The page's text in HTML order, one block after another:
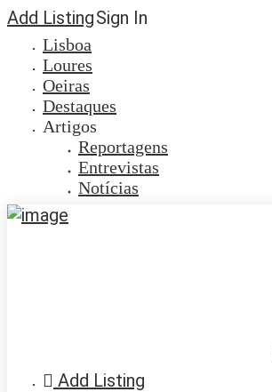
Add ListingSign In
Lisboa
Loures
Oeiras
Destaques
Artigos
Reportagens
Entrevistas
Notícias
Add Listing